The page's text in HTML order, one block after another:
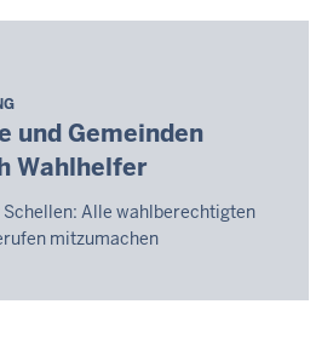
und Gemeinden
Wahlhelfer
Alle wahlberechtigten
mitzumachen